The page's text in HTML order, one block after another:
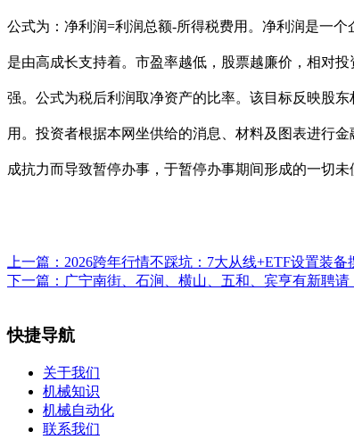
公式为：净利润=利润总额-所得税费用。净利润是一
是由高成长支持着。市盈率越低，股票越廉价，相对
强。公式为税后利润取净资产的比率。该目标反映股
用。投资者根据本网坐供给的消息、材料及图表进行
成抗力而导致暂停办事，于暂停办事期间形成的一切未
上一篇： 2026跨年行情不踩坑：7大从线+ETF设置装备
下一篇： 广宁南街、石涧、横山、五和、宾亨有新聘请
快捷导航
关于我们
机械知识
机械自动化
联系我们